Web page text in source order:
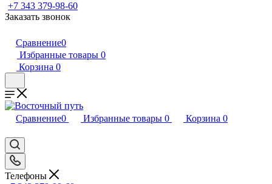
+7 343 379-98-60
Заказать звонок
Сравнение0
Избранные товары 0
Корзина 0
Сравнение0 Избранные товары 0 Корзина 0
Телефоны